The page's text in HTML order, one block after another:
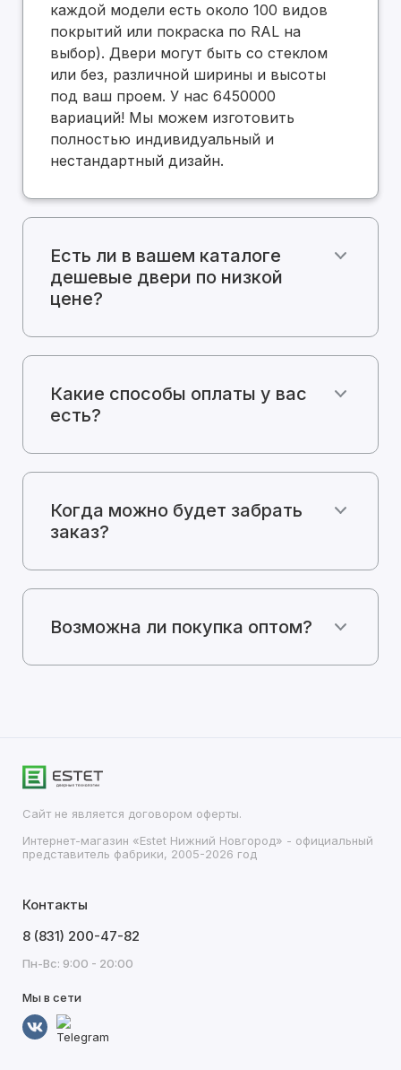
каждой модели есть около 100 видов
покрытий или покраска по RAL на
выбор). Двери могут быть со стеклом
или без, различной ширины и высоты
под ваш проем. У нас 6450000
вариаций! Мы можем изготовить
полностью индивидуальный и
нестандартный дизайн.
Есть ли в вашем каталоге
дешевые двери по низкой
цене?
Какие способы оплаты у вас
есть?
Когда можно будет забрать
заказ?
Возможна ли покупка оптом?
Сайт не является договором оферты.
Интернет-магазин «Estet Нижний Новгород» - официальный
представитель фабрики, 2005-2026 год
Контакты
8 (831) 200-47-82
Пн-Вс: 9:00 - 20:00
Мы в сети